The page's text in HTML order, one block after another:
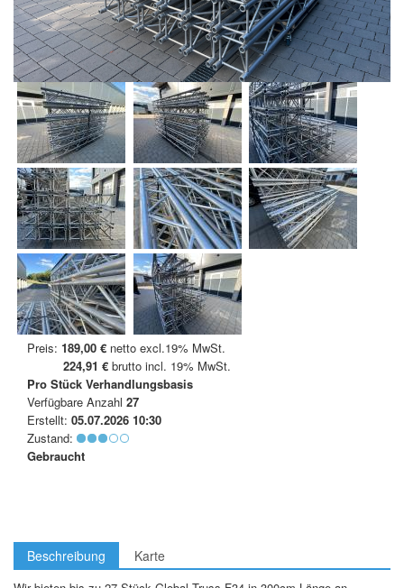
Preis: 189,00 € netto excl.19% MwSt.
224,91 € brutto incl. 19% MwSt.
Pro Stück Verhandlungsbasis
Verfügbare Anzahl 27
Erstellt: 05.07.2026 10:30
Zustand:
Gebraucht
Beschreibung Karte